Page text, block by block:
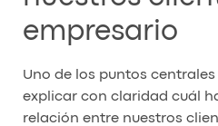
empresario
Uno de los puntos
explicar con claridad cuál
relación entre nuestros